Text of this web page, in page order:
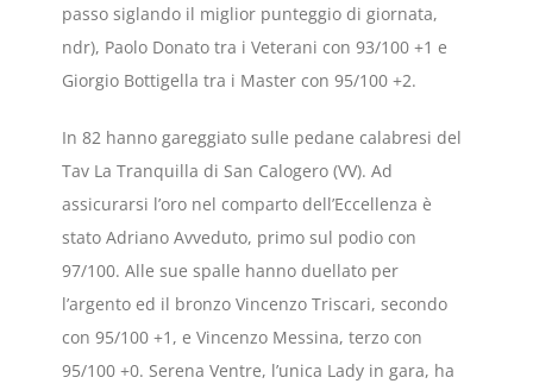
passo siglando il miglior punteggio di giornata,
ndr), Paolo Donato tra i Veterani con 93/100 +1 e
Giorgio Bottigella tra i Master con 95/100 +2.
In 82 hanno gareggiato sulle pedane calabresi del
Tav La Tranquilla di San Calogero (VV). Ad
assicurarsi l’oro nel comparto dell’Eccellenza è
stato Adriano Avveduto, primo sul podio con
97/100. Alle sue spalle hanno duellato per
l’argento ed il bronzo Vincenzo Triscari, secondo
con 95/100 +1, e Vincenzo Messina, terzo con
95/100 +0. Serena Ventre, l’unica Lady in gara, ha